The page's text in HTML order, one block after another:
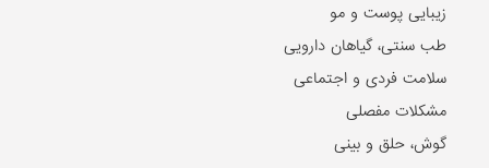
زیبایی پوست و مو
طب سنتی، گیاهان دارویی
سلامت فردی و اجتماعی
مشکلات مفصلی
گوش، حلق و بینی